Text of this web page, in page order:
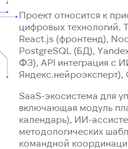
Проект относится к
цифровых технологий.
React.js (фронтенд),
PostgreSQL (БД),
ФЗ), API интеграция с
Яндекс.нейроэксперт),
SaaS-экосистема для
включающая модуль
календарь), ИИ-
методологических
командной